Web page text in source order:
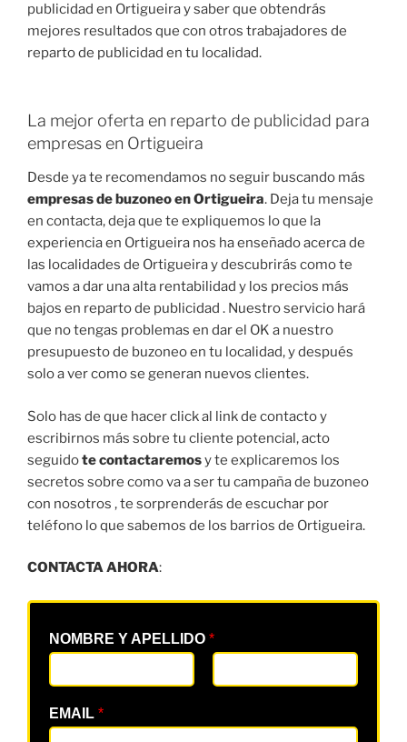
publicidad en Ortigueira y saber que obtendrás
mejores resultados que con otros trabajadores de
reparto de publicidad en tu localidad.
La mejor oferta en reparto de publicidad para
empresas en Ortigueira
Desde ya te recomendamos no seguir buscando más
empresas de buzoneo en Ortigueira. Deja tu mensaje
en contacta, deja que te expliquemos lo que la
experiencia en Ortigueira nos ha enseñado acerca de
las localidades de Ortigueira y descubrirás como te
vamos a dar una alta rentabilidad y los precios más
bajos en reparto de publicidad . Nuestro servicio hará
que no tengas problemas en dar el OK a nuestro
presupuesto de buzoneo en tu localidad, y después
solo a ver como se generan nuevos clientes.
Solo has de que hacer click al link de contacto y
escribirnos más sobre tu cliente potencial, acto
seguidote contactaremosy te explicaremos los
secretos sobre como va a ser tu campaña de buzoneo
con nosotros , te sorprenderás de escuchar por
teléfono lo que sabemos de los barrios de Ortigueira.
CONTACTA AHORA:
NOMBRE Y APELLIDO *
EMAIL *